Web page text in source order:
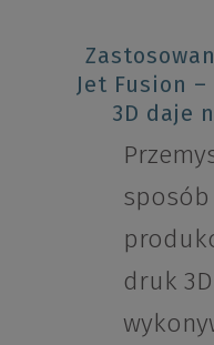
Jet Fusion
3D daje
druk